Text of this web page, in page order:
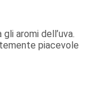
aromi dell’uva.
piacevole